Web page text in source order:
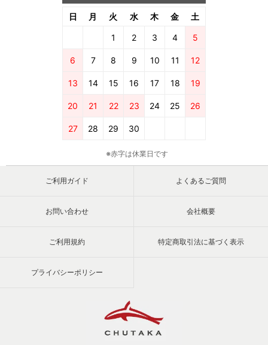
日 月 火 水 木 金 土
1 2 3 4 5
6 7 8 9 10 11 12
13 14 15 16 17 18 19
20 21 22 23 24 25 26
27 28 29 30
※赤字は休業日です
ご利用ガイド よくあるご質問
お問い合わせ 会社概要
ご利用規約 特定商取引法に基づく表示
プライバシーポリシー